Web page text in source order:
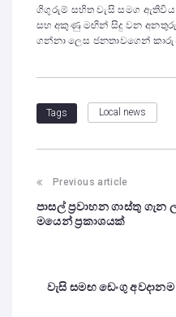
ගිගුරුම් සහිත වැසි සමග ඇතිවිය
සහ අකුණු මඟින් සිදු වන අනතුරු
ගන්නා ලෙස ජනතාවගෙන්
Tags Local news
Previous article
පාසල් ප්‍රවාහන ගාස්තු ගැන
මයෙන් ප්‍රකාශයක්
වැසි සමඟ ඩෙංගු